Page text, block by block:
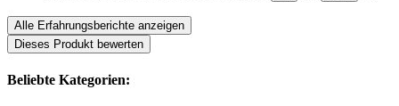
Alle Erfahrungsberichte anzeigen
Dieses Produkt bewerten
Beliebte Kategorien: